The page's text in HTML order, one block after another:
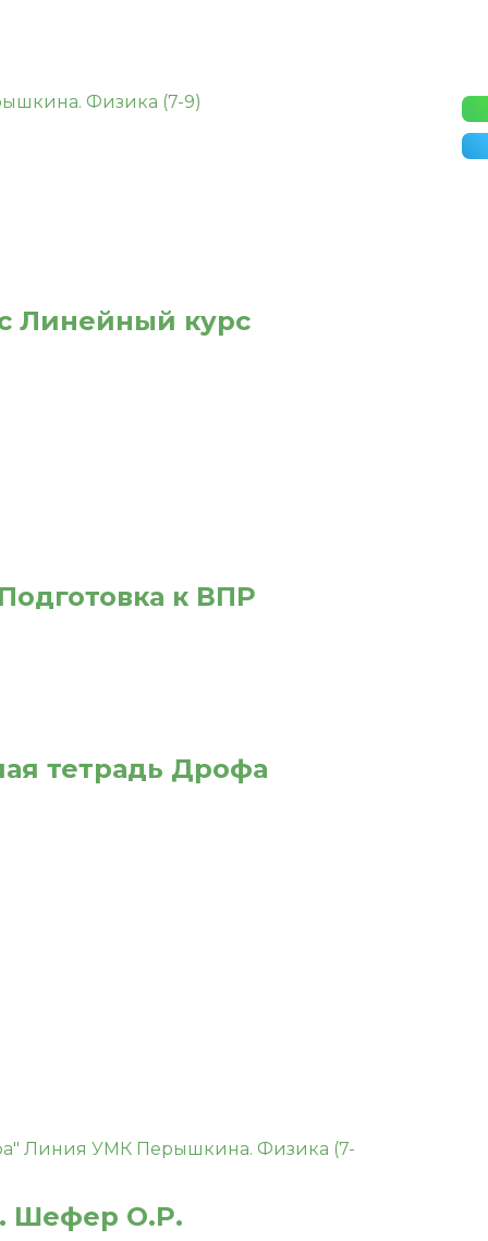
Линейный курс
к ВПР
тетрадь Дрофа
Шефер О.Р.